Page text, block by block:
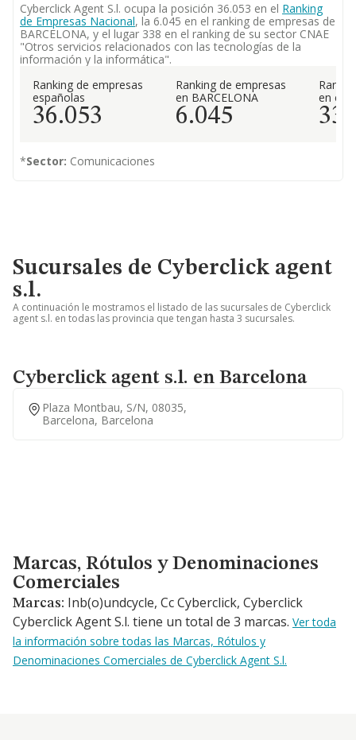
Cyberclick Agent S.l. ocupa la posición 36.053 en el Ranking
de Empresas Nacional, la 6.045 en el ranking de empresas de
BARCELONA, y el lugar 338 en el ranking de su sector CNAE
"Otros servicios relacionados con las tecnologías de la
información y la informática".
Ranking de empresas
españolas
36.053
Ranking de empresas
en BARCELONA
6.045
en el
338
*Sector: Comunicaciones
Sucursales de Cyberclick agent
s.l.
A continuación le mostramos el listado de las sucursales de Cyberclick
agent s.l. en todas las provincia que tengan hasta 3 sucursales.
Cyberclick agent s.l. en Barcelona
Plaza Montbau, S/n, 08035,
Barcelona, Barcelona
Marcas, Rótulos y Denominaciones Comerciales
Marcas, Rótulos y Denominaciones
Comerciales
Marcas: Inb(o)undcycle, Cc Cyberclick, Cyberclick
Cyberclick Agent S.l. tiene un total de 3 marcas. Ver toda
la información sobre todas las Marcas, Rótulos y
Denominaciones Comerciales de Cyberclick Agent S.l.